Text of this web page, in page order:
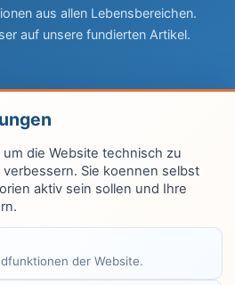
aus allen Lebensbereichen.
auf unsere fundierten Artikel.
die Website technisch zu
Sie koennen selbst
aktiv sein sollen und Ihre
der Website.